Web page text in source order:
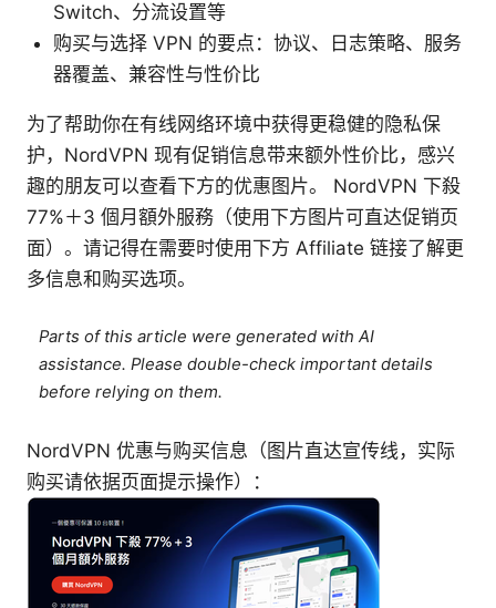
Switch、分流设置等
购买与选择 VPN 的要点：协议、日志策略、服务
器覆盖、兼容性与性价比
为了帮助你在有线网络环境中获得更稳健的隐私保
护，NordVPN 现有促销信息带来额外性价比，感兴
趣的朋友可以查看下方的优惠图片。 NordVPN 下殺
77%＋3 個月額外服務（使用下方图片可直达促销页
面）。请记得在需要时使用下方 Affiliate 链接了解更
多信息和购买选项。
Parts of this article were generated with AI
assistance. Please double-check important details
before relying on them.
NordVPN 优惠与购买信息（图片直达宣传线，实际
购买请依据页面提示操作）：